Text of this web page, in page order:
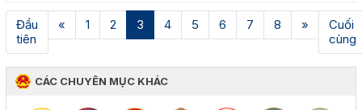
Đầu
tiên
« 1 2 3 (current)
4 5 6 7 8 »
Cuối
cùng
CÁC CHUYÊN MỤC KHÁC